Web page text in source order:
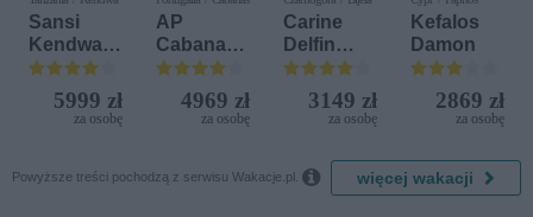
Sansi
Kendwa
Beach
Resort
5999 zł
za osobę
AP
Cabanas
Beach &
Nature
4969 zł
za osobę
Carine
Delfin
Bijela (ex.
Iberostar
Bijela
3149 zł
za osobę
Kefalos
Damon
2869 zł
za osobę
Powyższe treści pochodzą z serwisu Wakacje.pl.  więcej wakacji